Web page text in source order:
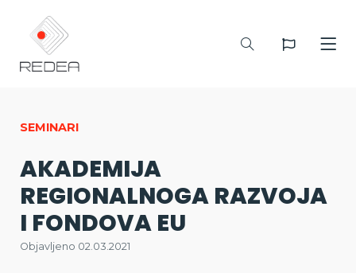
SEMINARI
AKADEMIJA
REGIONALNOGA RAZVOJA
I FONDOVA EU
Objavljeno 02.03.2021